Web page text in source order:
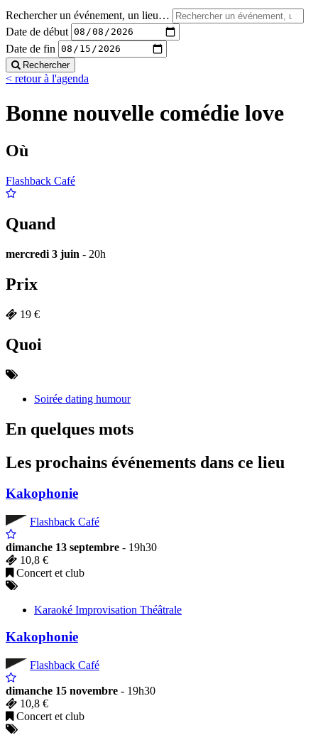
Rechercher un événement, un lieu…
Date de début
Date de fin
Rechercher
< retour à l'agenda
Bonne nouvelle comédie love
Où
Flashback Café
Quand
mercredi 3 juin - 20h
Prix
19 €
Quoi
Soirée dating humour
En quelques mots
Les prochains événements dans ce lieu
Kakophonie
Flashback Café
dimanche 13 septembre - 19h30
10,8 €
Concert et club
Karaoké Improvisation Théâtrale
Kakophonie
Flashback Café
dimanche 15 novembre - 19h30
10,8 €
Concert et club